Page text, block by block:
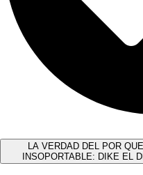
LA VERDAD DEL POR
INSOPORTABLE: DIKE EL